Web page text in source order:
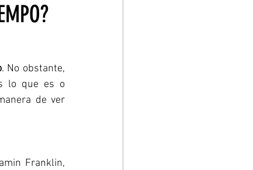
. No obstante,
lo que es o
de ver
Franklin,